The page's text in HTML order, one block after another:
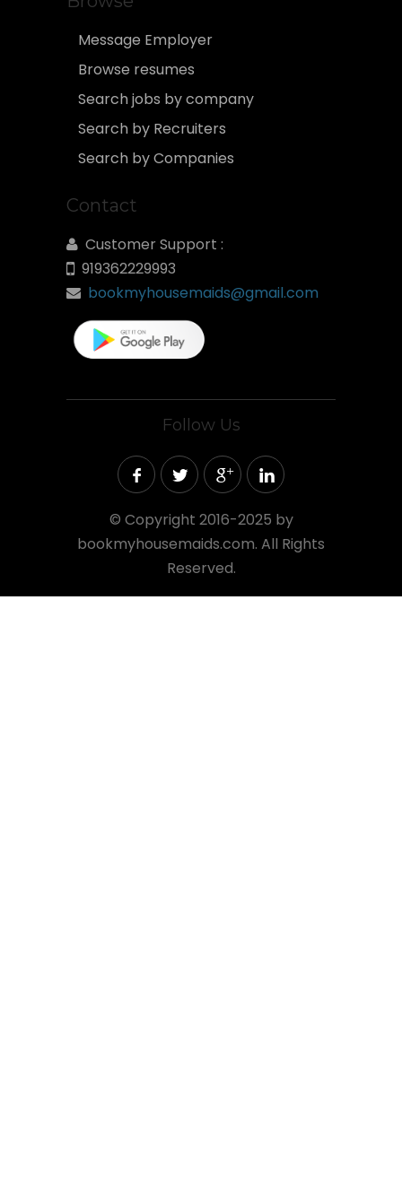
Message Employer
Browse resumes
Search jobs by company
Search by Recruiters
Search by Companies
Contact
Customer Support :
919362229993
bookmyhousemaids@gmail.com
Follow Us
© Copyright 2016-2025 by
bookmyhousemaids.com. All Rights
Reserved.